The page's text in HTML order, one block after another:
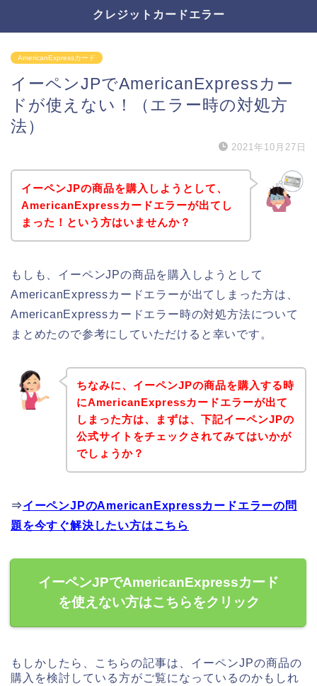
クレジットカードエラー
AmericanExpressカード
イーペンJPでAmericanExpressカー
ドが使えない！（エラー時の対処方
法）
2021年10月27日
イーペンJPの商品を購入しようとして、
AmericanExpressカードエラーが出てし
まった！という方はいませんか？
もしも、イーペンJPの商品を購入しようとして
AmericanExpressカードエラーが出てしまった方は、
AmericanExpressカードエラー時の対処方法について
まとめたので参考にしていただけると幸いです。
ちなみに、イーペンJPの商品を購入する時
にAmericanExpressカードエラーが出て
しまった方は、まずは、下記イーペンJPの
公式サイトをチェックされてみてはいかが
でしょうか？
⇒イーペンJPのAmericanExpressカードエラーの問
題を今すぐ解決したい方はこちら
イーペンJPでAmericanExpressカード
を使えない方はこちらをクリック
もしかしたら、こちらの記事は、イーペンJPの商品の
購入を検討している方がご覧になっているのかもしれ